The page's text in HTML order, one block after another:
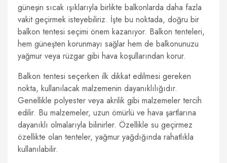
güneşin sıcak ışıklarıyla birlikte balkonlarda daha fazla
vakit geçirmek isteyebiliriz. İşte bu noktada, doğru bir
balkon tentesi seçimi önem kazanıyor. Balkon tenteleri,
hem güneşten korunmayı sağlar hem de balkonunuzu
yağmur veya rüzgar gibi hava koşullarından korur.
Balkon tentesi seçerken ilk dikkat edilmesi gereken
nokta, kullanılacak malzemenin dayanıklılığıdır.
Genellikle polyester veya akrilik gibi malzemeler tercih
edilir. Bu malzemeler, uzun ömürlü ve hava şartlarına
dayanıklı olmalarıyla bilinirler. Özellikle su geçirmez
özellikte olan tenteler, yağmur yağdığında rahatlıkla
kullanılabilir.